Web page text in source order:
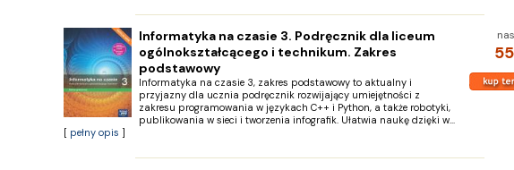
Informatyka na czasie 3. Podręcznik dla liceum
ogólnokształcącego i technikum. Zakres
podstawowy
Informatyka na czasie 3, zakres podstawowy to aktualny i
przyjazny dla ucznia podręcznik rozwijający umiejętności z
zakresu programowania w językach C++ i Python, a także robotyki,
publikowania w sieci i tworzenia infografik. Ułatwia naukę dzięki w...
[ pełny opis ]